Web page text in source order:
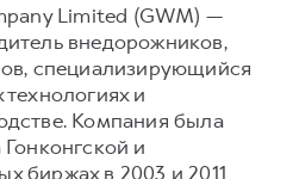
Limited (GWM) —
внедорожников,
специализирующийся
и
Компания была
и
биржах в 2003 и 2011